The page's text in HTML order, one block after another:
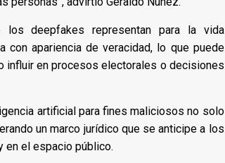
deepfakes representan para la vida
apariencia de veracidad, lo que puede
influir en procesos electorales o decisiones
artificial para fines maliciosos no solo
un marco jurídico que se anticipe a los
en el espacio público.